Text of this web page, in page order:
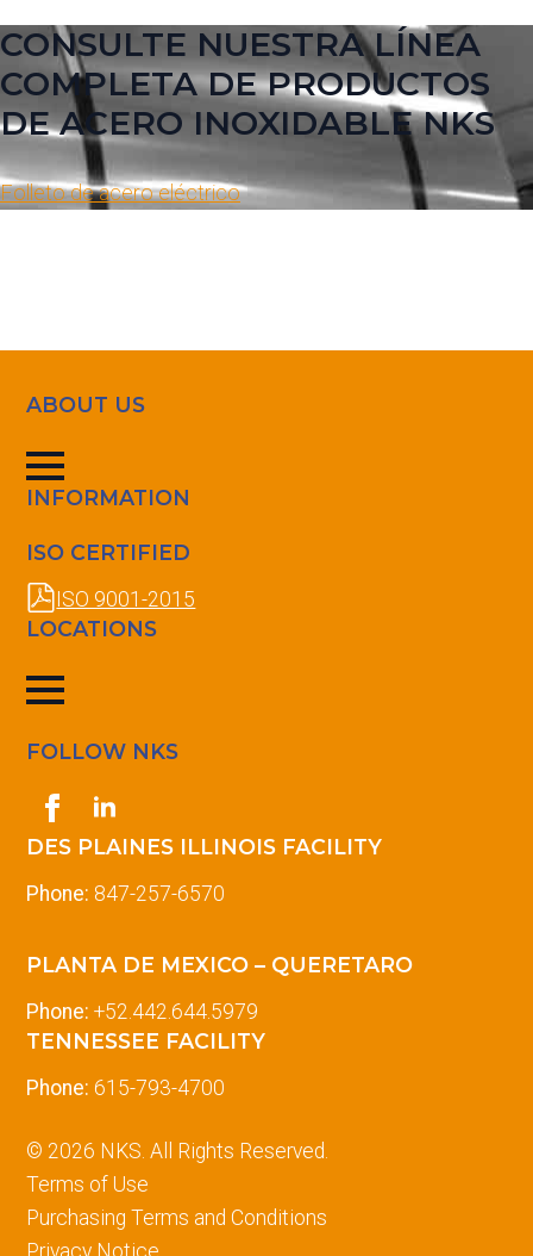
CONSULTE NUESTRA LÍNEA
COMPLETA DE PRODUCTOS
DE ACERO INOXIDABLE NKS
Folleto de acero eléctrico
ABOUT US
INFORMATION
ISO CERTIFIED
ISO 9001-2015
LOCATIONS
FOLLOW NKS
DES PLAINES ILLINOIS FACILITY
Phone: 847-257-6570
PLANTA DE MEXICO – QUERETARO
Phone: +52.442.644.5979
TENNESSEE FACILITY
Phone: 615-793-4700
© 2026 NKS. All Rights Reserved.
Terms of Use
Purchasing Terms and Conditions
Privacy Notice